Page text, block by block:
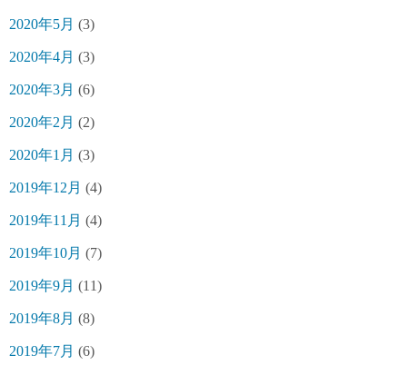
2020年5月 (3)
2020年4月 (3)
2020年3月 (6)
2020年2月 (2)
2020年1月 (3)
2019年12月 (4)
2019年11月 (4)
2019年10月 (7)
2019年9月 (11)
2019年8月 (8)
2019年7月 (6)